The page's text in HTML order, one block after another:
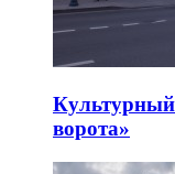
ворота»